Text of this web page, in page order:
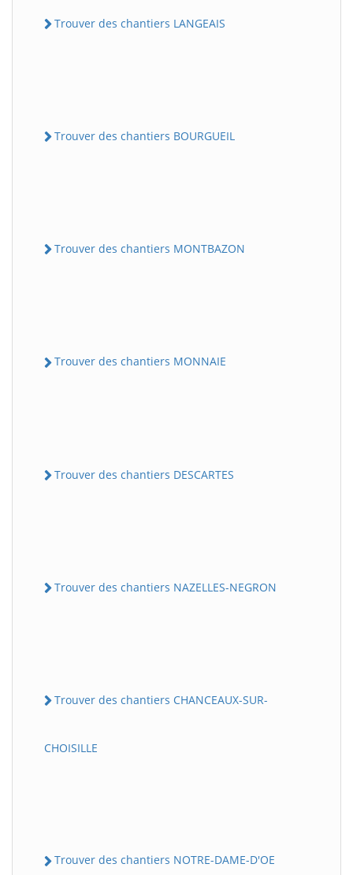
Trouver des chantiers LANGEAIS
Trouver des chantiers BOURGUEIL
Trouver des chantiers MONTBAZON
Trouver des chantiers MONNAIE
Trouver des chantiers DESCARTES
Trouver des chantiers NAZELLES-NEGRON
Trouver des chantiers CHANCEAUX-SUR-
CHOISILLE
Trouver des chantiers NOTRE-DAME-D'OE